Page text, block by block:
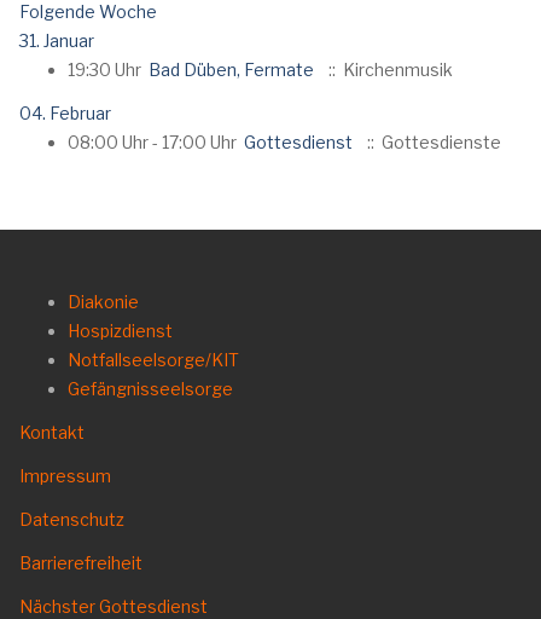
Folgende Woche
31. Januar
19:30 Uhr Bad Düben, Fermate :: Kirchenmusik
04. Februar
08:00 Uhr - 17:00 Uhr Gottesdienst :: Gottesdienste
Diakonie
Hospizdienst
Notfallseelsorge/KIT
Gefängnisseelsorge
Kontakt
Impressum
Datenschutz
Barrierefreiheit
Nächster Gottesdienst